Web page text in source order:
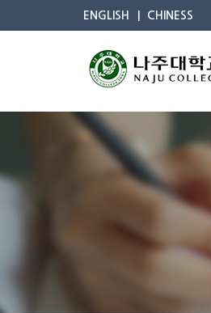
ENGLISH CHINESS